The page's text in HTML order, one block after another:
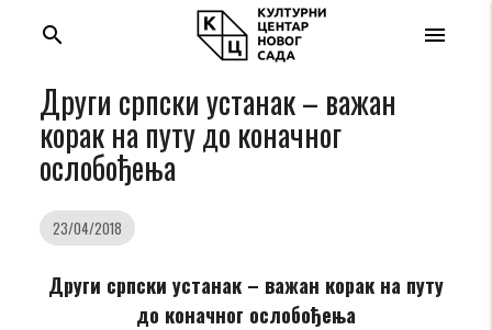
menu
search
Други српски устанак – важан
корак на путу до коначног
ослобођења
23/04/2018
Други српски устанак – важан корак на путу
до коначног ослобођења